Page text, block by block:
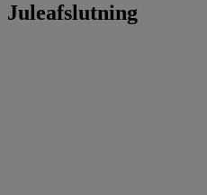
Juleafslutning